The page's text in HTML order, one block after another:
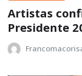
Artistas
Presidente